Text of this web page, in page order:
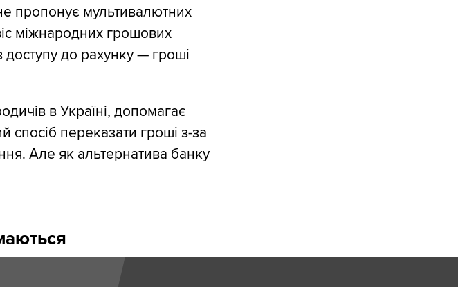
пропонує мультивалютних
міжнародних грошових
доступу до рахунку — гроші
в Україні, допомагає
спосіб переказати гроші з-за
Але як альтернатива банку